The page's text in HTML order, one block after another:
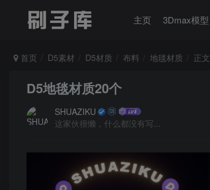
主页 3Dmax模型
首页 D5素材 D5材质 布料 地毯材质 正文
D5地毯材质20个
SHUAZIKU
这家伙很懒，什么都没有写...